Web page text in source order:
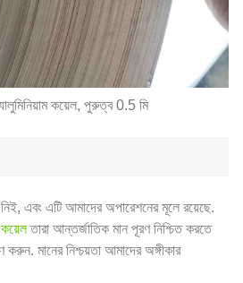
কয়েল, পুরুত্ব 0.5 মি
এবং এটি আমাদের অপারেশনের মূলে রয়েছে.
কয়েলতারা আন্তর্জাতিক মান পূরণ নিশ্চিত করতে
করুন. মানের নিশ্চয়তা আমাদের অঙ্গীকার